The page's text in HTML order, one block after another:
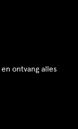
en ontvang alles